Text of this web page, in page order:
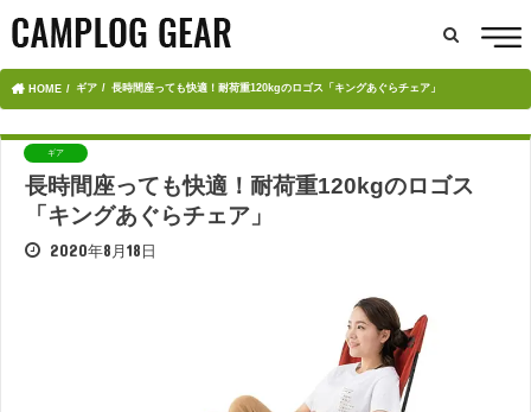
HOME ギア 長時間座っても快適！耐荷重120kgのロゴス「キングあぐらチェア」
ギア
長時間座っても快適！耐荷重120kgのロゴス
「キングあぐらチェア」
2020年8月18日